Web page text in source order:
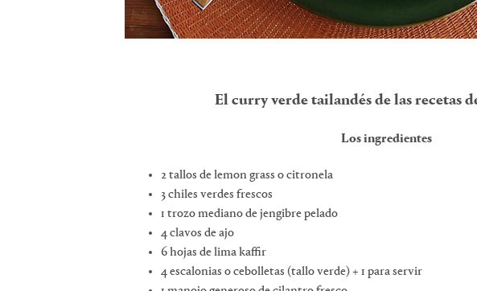
El curry verde tailandés de las recetas
Los ingredientes
2 tallos de lemon grass o citronela
3 chiles verdes frescos
1 trozo mediano de jengibre pelado
4 clavos de ajo
6 hojas de lima kaffir
4 escalonias o cebolletas (tallo verde) + 1 para servir